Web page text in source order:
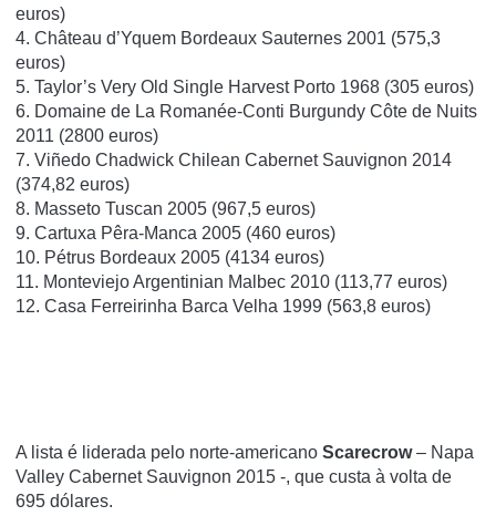
euros)
4. Château d’Yquem Bordeaux Sauternes 2001 (575,3
euros)
5. Taylor’s Very Old Single Harvest Porto 1968 (305 euros)
6. Domaine de La Romanée-Conti Burgundy Côte de Nuits
2011 (2800 euros)
7. Viñedo Chadwick Chilean Cabernet Sauvignon 2014
(374,82 euros)
8. Masseto Tuscan 2005 (967,5 euros)
9. Cartuxa Pêra-Manca 2005 (460 euros)
10. Pétrus Bordeaux 2005 (4134 euros)
11. Monteviejo Argentinian Malbec 2010 (113,77 euros)
12. Casa Ferreirinha Barca Velha 1999 (563,8 euros)
A lista é liderada pelo norte-americano Scarecrow– Napa
Valley Cabernet Sauvignon 2015 -, que custa à volta de
695 dólares.